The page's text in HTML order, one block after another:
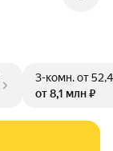
3-комн.от
от 8,1 млн ₽